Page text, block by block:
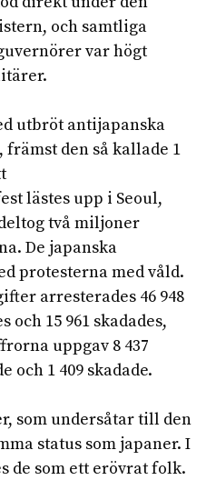
och samtliga
var högt
utbröt antijapanska
den så kallade 1
lästes upp i Seoul,
två miljoner
De japanska
protesterna med våld.
arresterades 46 948
och 15 961 skadades,
uppgav 8 437
och 1 409 skadade.
som undersåtar till den
status som japaner. I
de som ett erövrat folk.